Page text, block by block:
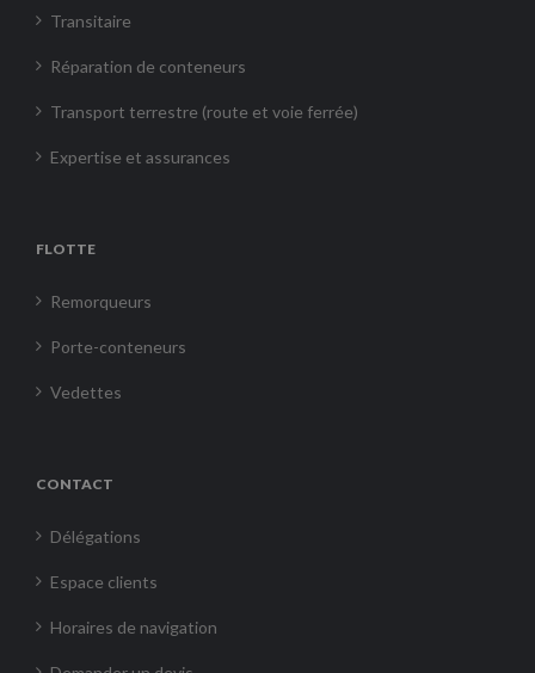
Transitaire
Réparation de conteneurs
Transport terrestre (route et voie ferrée)
Expertise et assurances
FLOTTE
Remorqueurs
Porte-conteneurs
Vedettes
CONTACT
Délégations
Espace clients
Horaires de navigation